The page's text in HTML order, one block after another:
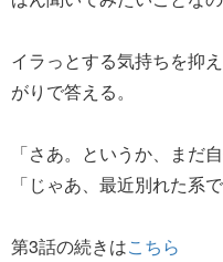
イラっとする気持ちを抑
がりで答える。
「さあ。というか、まだ
「じゃあ、最近別れた系
第3話の続きはこちら